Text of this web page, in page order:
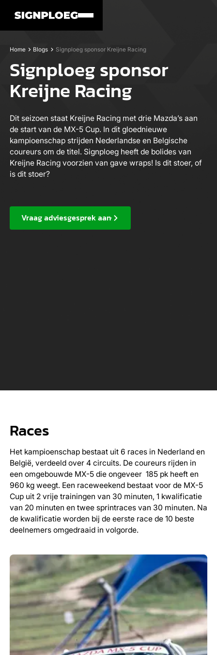
Home Blogs Signploeg sponsor Kreijne Racing
Signploeg sponsor
Kreijne Racing
Dit seizoen staat Kreijne Racing met drie Mazda’s aan
de start van de MX-5 Cup. In dit gloednieuwe
kampioenschap strijden Nederlandse en Belgische
coureurs om de titel. Signploeg heeft de bolides van
Kreijne Racing voorzien van gave wraps! Is dit stoer, of
is dit stoer?
Vraag adviesgesprek aan
Races
Het kampioenschap bestaat uit 6 races in Nederland en
België, verdeeld over 4 circuits. De coureurs rijden in
een omgebouwde MX-5 die ongeveer 185 pk heeft en
960 kg weegt. Een raceweekend bestaat voor de MX-5
Cup uit 2 vrije trainingen van 30 minuten, 1 kwalificatie
van 20 minuten en twee sprintraces van 30 minuten. Na
de kwalificatie worden bij de eerste race de 10 beste
deelnemers omgedraaid in volgorde.